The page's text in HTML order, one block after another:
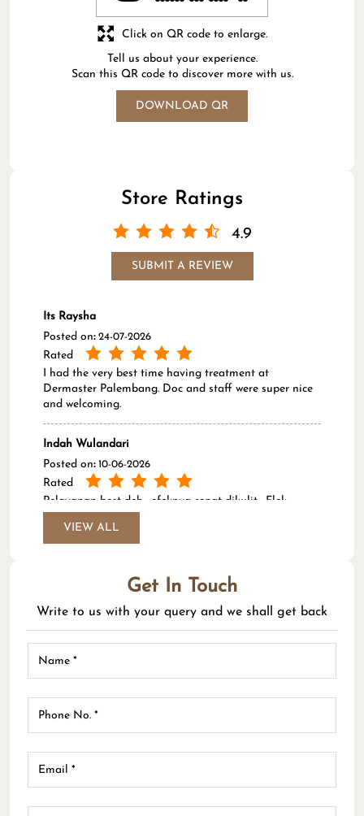
Tell us about your experience.
Scan this QR code to discover more with us.
DOWNLOAD QR
Click on QR code to enlarge.
Store Ratings
4.9
SUBMIT A REVIEW
Its Raysha
Posted on: 24-07-2026
Rated
I had the very best time having treatment at
Dermaster Palembang. Doc and staff were super nice
and welcoming.
Indah Wulandari
Posted on: 10-06-2026
Rated
Pelayanan best deh,, efeknya cepat dikulit . Flek
excellent, the effects are fast on the skin. Spots are
reduced.
VIEW ALL
Get In Touch
Write to us with your query and we shall get back